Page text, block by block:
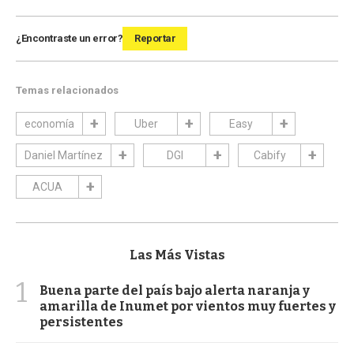
¿Encontraste un error? Reportar
Temas relacionados
economía Uber Easy
Daniel Martínez DGI Cabify
ACUA
Las Más Vistas
1
Buena parte del país bajo alerta naranja y
amarilla de Inumet por vientos muy fuertes y
persistentes